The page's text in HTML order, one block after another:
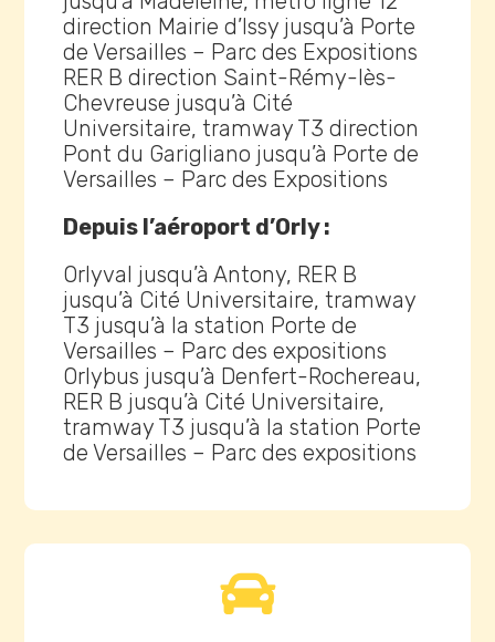
direction Mairie d’Issy jusqu’à Porte
de Versailles – Parc des Expositions
RER B direction Saint-Rémy-lès-
Chevreuse jusqu’à Cité
Universitaire, tramway T3 direction
Pont du Garigliano jusqu’à Porte de
Versailles – Parc des Expositions
Depuis l’aéroport d’Orly :
Orlyval jusqu’à Antony, RER B
jusqu’à Cité Universitaire, tramway
T3 jusqu’à la station Porte de
Versailles – Parc des expositions
Orlybus jusqu’à Denfert-Rochereau,
RER B jusqu’à Cité Universitaire,
tramway T3 jusqu’à la station Porte
de Versailles – Parc des expositions
